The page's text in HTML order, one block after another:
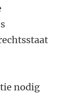
nodig